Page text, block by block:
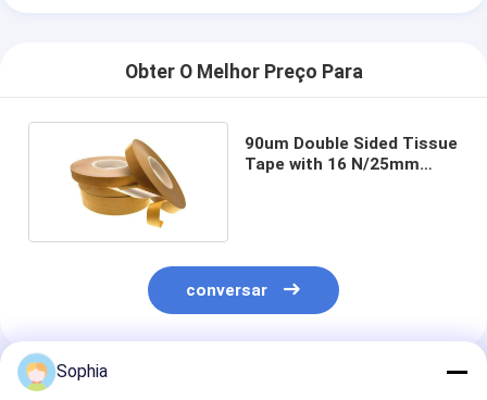
Obter O Melhor Preço Para
90um Double Sided Tissue
Tape with 16 N/25mm
conversar
Produtos Recomendados
Sophia